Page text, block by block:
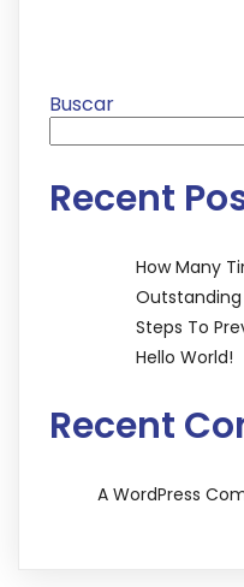
Buscar
Recent
How Many
Steps To
Hello World!
Recent
A WordPress